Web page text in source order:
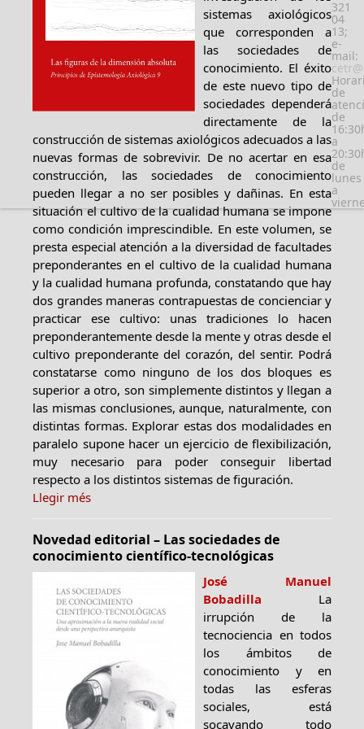
sistemas axiológicos
que corresponden a
las sociedades de
conocimiento. El éxito
de este nuevo tipo de
sociedades dependerá
directamente de la
construcción de sistemas axiológicos adecuados a las
nuevas formas de sobrevivir. De no acertar en esa
construcción, las sociedades de conocimiento
pueden llegar a no ser posibles y dañinas. En esta
situación el cultivo de la cualidad humana se impone
como condición imprescindible. En este volumen, se
presta especial atención a la diversidad de facultades
preponderantes en el cultivo de la cualidad humana
y la cualidad humana profunda, constatando que hay
dos grandes maneras contrapuestas de concienciar y
practicar ese cultivo: unas tradiciones lo hacen
preponderantemente desde la mente y otras desde el
cultivo preponderante del corazón, del sentir. Podrá
constatarse como ninguno de los dos bloques es
superior a otro, son simplemente distintos y llegan a
las mismas conclusiones, aunque, naturalmente, con
distintas formas. Explorar estas dos modalidades en
paralelo supone hacer un ejercicio de flexibilización,
muy necesario para poder conseguir libertad
respecto a los distintos sistemas de figuración.
Llegir més
Novedad editorial – Las sociedades de
conocimiento científico-tecnológicas
José Manuel
Bobadilla La
irrupción de la
tecnociencia en todos
los ámbitos de
conocimiento y en
todas las esferas
sociales, está
socavando todo
321
04
13;
e-
mail:
de
de
a
de
lunes
a